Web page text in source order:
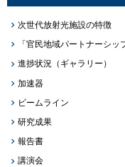
次世代放射光施設の特徴
「官民地域パートナーシ
進捗状況（ギャラリー）
加速器
ビームライン
研究成果
報告書
講演会